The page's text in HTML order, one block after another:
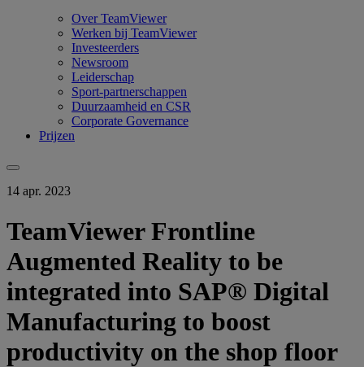
Over TeamViewer
Werken bij TeamViewer
Investeerders
Newsroom
Leiderschap
Sport-partnerschappen
Duurzaamheid en CSR
Corporate Governance
Prijzen
14 apr. 2023
TeamViewer Frontline
Augmented Reality to be
integrated into SAP® Digital
Manufacturing to boost
productivity on the shop floor